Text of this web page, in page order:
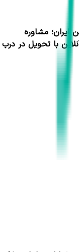
مشاوره
با تحویل در درب